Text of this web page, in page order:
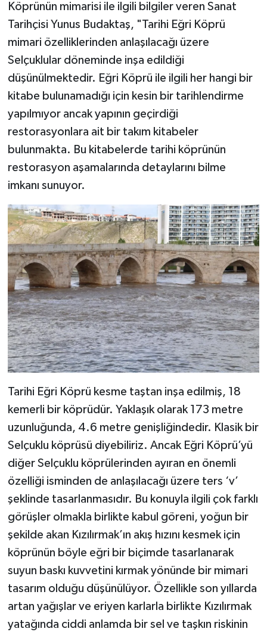
Köprünün mimarisi ile ilgili bilgiler veren Sanat
Tarihçisi Yunus Budaktaş, "Tarihi Eğri Köprü
mimari özelliklerinden anlaşılacağı üzere
Selçuklular döneminde inşa edildiği
düşünülmektedir. Eğri Köprü ile ilgili her hangi bir
kitabe bulunamadığı için kesin bir tarihlendirme
yapılmıyor ancak yapının geçirdiği
restorasyonlara ait bir takım kitabeler
bulunmakta. Bu kitabelerde tarihi köprünün
restorasyon aşamalarında detaylarını bilme
imkanı sunuyor.
Tarihi Eğri Köprü kesme taştan inşa edilmiş, 18
kemerli bir köprüdür. Yaklaşık olarak 173 metre
uzunluğunda, 4.6 metre genişliğindedir. Klasik bir
Selçuklu köprüsü diyebiliriz. Ancak Eğri Köprü’yü
diğer Selçuklu köprülerinden ayıran en önemli
özelliği isminden de anlaşılacağı üzere ters ‘v’
şeklinde tasarlanmasıdır. Bu konuyla ilgili çok farklı
görüşler olmakla birlikte kabul göreni, yoğun bir
şekilde akan Kızılırmak’ın akış hızını kesmek için
köprünün böyle eğri bir biçimde tasarlanarak
suyun baskı kuvvetini kırmak yönünde bir mimari
tasarım olduğu düşünülüyor. Özellikle son yıllarda
artan yağışlar ve eriyen karlarla birlikte Kızılırmak
yatağında ciddi anlamda bir sel ve taşkın riskinin